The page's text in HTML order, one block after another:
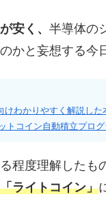
安く、 半導体の
かと妄想する今
けわかりやすく解説した
トコイン自動積立プロ
程度理解したも
「ライトコイン」